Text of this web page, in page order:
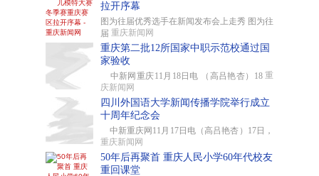
拉开序幕
图为往届优秀选手在新闻发布会上走秀 图为往
届 重庆新闻网
重庆第二批12所国家中职示范校通过国
家验收
中新网重庆11月18日电 （高吕艳杏）18 重
庆新闻网
四川外国语大学新闻传播学院举行成立
十周年纪念会
中新重庆网11月17日电（高吕艳杏）17日，
重庆新闻网
50年后再聚首 重庆人民小学60年代校友
重回课堂